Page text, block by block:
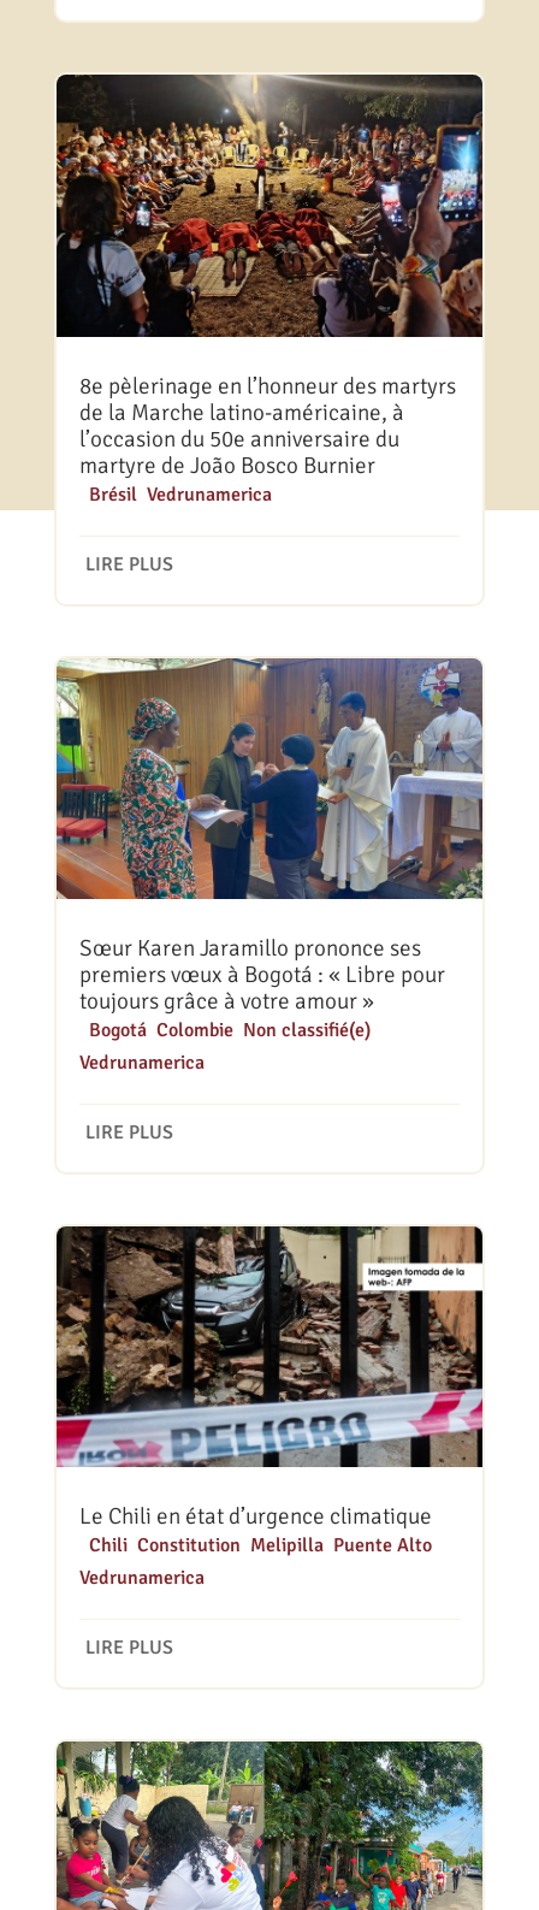
8e pèlerinage en l’honneur des martyrs
de la Marche latino-américaine, à
l’occasion du 50e anniversaire du
martyre de João Bosco Burnier
Brésil, Vedrunamerica
LIRE PLUS
Sœur Karen Jaramillo prononce ses
premiers vœux à Bogotá : « Libre pour
toujours grâce à votre amour »
Bogotá, Colombie, Non classifié(e),
Vedrunamerica
LIRE PLUS
Le Chili en état d’urgence climatique
Chili, Constitution Melipilla, Puente Alto,
Vedrunamerica
LIRE PLUS